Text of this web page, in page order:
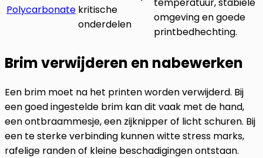
Polycarbonate kritische
onderdelen
omgeving en goede
printbedhechting.
Brim verwijderen en nabewerken
Een brim moet na het printen worden verwijderd. Bij
een goed ingestelde brim kan dit vaak met de hand,
een ontbraammesje, een zijknipper of licht schuren. Bij
een te sterke verbinding kunnen witte stress marks,
rafelige randen of kleine beschadigingen ontstaan.